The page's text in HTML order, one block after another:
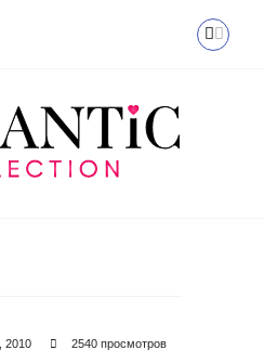
2010 2540 просмотров